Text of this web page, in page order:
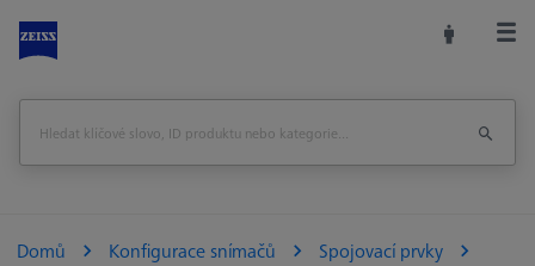
Domů Konfigurace snímačů
Spojovací prvky